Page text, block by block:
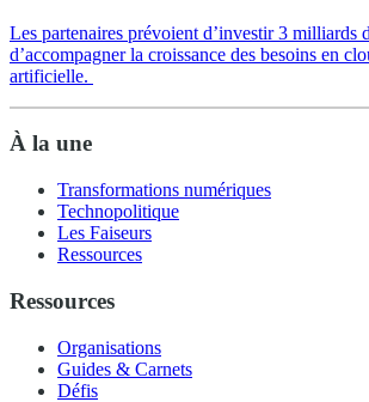
Les partenaires prévoient d’investir 3 milliards
d’accompagner la croissance des besoins en
artificielle.
À la une
Transformations numériques
Technopolitique
Les Faiseurs
Ressources
Ressources
Organisations
Guides & Carnets
Défis